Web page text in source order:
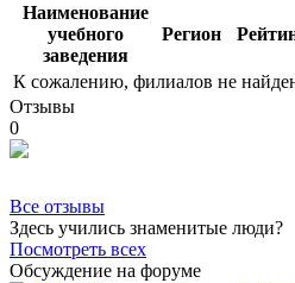
Наименование
учебного
заведения
Регион
К сожалению, филиалов не
Отзывы
0
Все отзывы
Здесь учились знаменитые люди?
Посмотреть всех
Обсуждение на форуме